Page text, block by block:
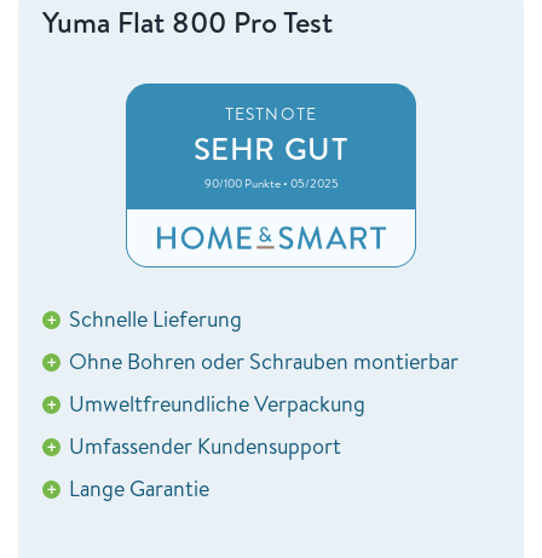
Yuma Flat 800 Pro Test
TESTNOTE
SEHR GUT
90/100 Punkte • 05/2025
+ Schnelle Lieferung
+ Ohne Bohren oder Schrauben montierbar
+ Umweltfreundliche Verpackung
+ Umfassender Kundensupport
+ Lange Garantie